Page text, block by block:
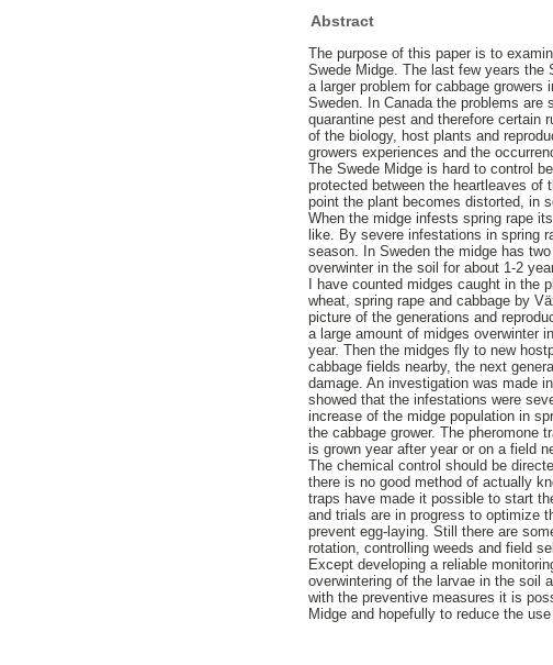
Abstract
The purpose of this paper is to
Swede Midge. The last few years the
a larger problem for cabbage
Sweden. In Canada the problems
quarantine pest and therefore certain
of the biology, host plants and
growers experiences and the
The Swede Midge is hard to control
protected between the heartleaves of
point the plant becomes distorted, in
When the midge infests spring rape
like. By severe infestations in spring
season. In Sweden the midge has
overwinter in the soil for about 1-2
I have counted midges caught in the
wheat, spring rape and cabbage by
picture of the generations and
a large amount of midges overwinter
year. Then the midges fly to new
cabbage fields nearby, the next
damage. An investigation was made
showed that the infestations were
increase of the midge population in
the cabbage grower. The pheromone
is grown year after year or on a field
The chemical control should be
there is no good method of actually
traps have made it possible to start
and trials are in progress to optimize
prevent egg-laying. Still there are
rotation, controlling weeds and field
Except developing a reliable
overwintering of the larvae in the soil
with the preventive measures it is
Midge and hopefully to reduce the